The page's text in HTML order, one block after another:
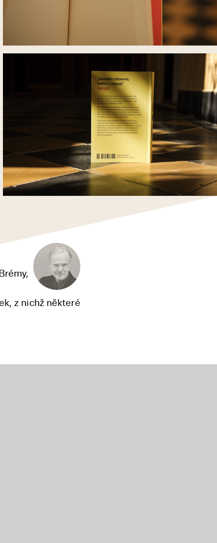
z nichž některé